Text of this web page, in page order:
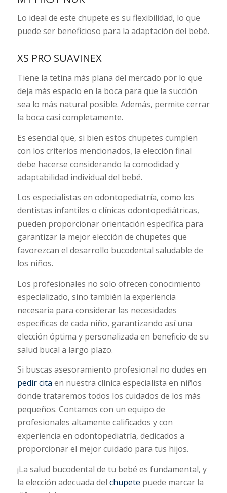
Lo ideal de este chupete es su flexibilidad, lo que
puede ser beneficioso para la adaptación del bebé.
XS PRO SUAVINEX
Tiene la tetina más plana del mercado por lo que
deja más espacio en la boca para que la succión
sea lo más natural posible. Además, permite cerrar
la boca casi completamente.
Es esencial que, si bien estos chupetes cumplen
con los criterios mencionados, la elección final
debe hacerse considerando la comodidad y
adaptabilidad individual del bebé.
Los especialistas en odontopediatría, como los
dentistas infantiles o clínicas odontopediátricas,
pueden proporcionar orientación específica para
garantizar la mejor elección de chupetes que
favorezcan el desarrollo bucodental saludable de
los niños.
Los profesionales no solo ofrecen conocimiento
especializado, sino también la experiencia
necesaria para considerar las necesidades
específicas de cada niño, garantizando así una
elección óptima y personalizada en beneficio de su
salud bucal a largo plazo.
Si buscas asesoramiento profesional no dudes en
pedir cita en nuestra clínica especialista en niños
donde trataremos todos los cuidados de los más
pequeños. Contamos con un equipo de
profesionales altamente calificados y con
experiencia en odontopediatría, dedicados a
proporcionar el mejor cuidado para tus hijos.
¡La salud bucodental de tu bebé es fundamental, y
la elección adecuada del chupete puede marcar la